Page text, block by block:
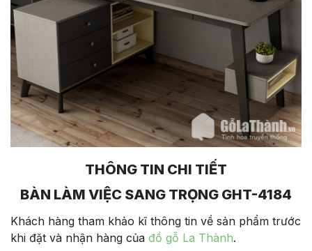
THÔNG TIN CHI TIẾT
BÀN LÀM VIỆC SANG TRỌNG GHT-4184
Khách hàng tham khảo kĩ thông tin về sản phẩm trước
khi đặt và nhận hàng của đồ gỗ La Thành.